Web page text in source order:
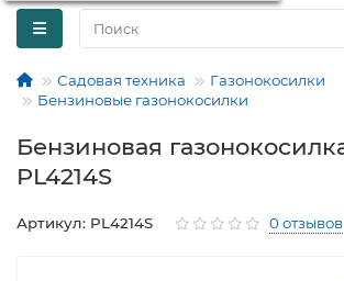
Садовая техника
Газонокосилки
Бензиновые газонокосилки
Бензиновая
PL4214S
Артикул: PL4214S 0 отзывов